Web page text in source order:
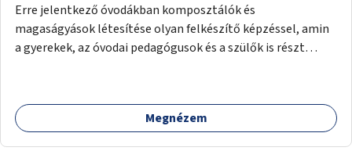
Erre jelentkező óvodákban komposztálók és
magaságyások létesítése olyan felkészítő képzéssel, amin
a gyerekek, az óvodai pedagógusok és a szülők is részt
Megnézem